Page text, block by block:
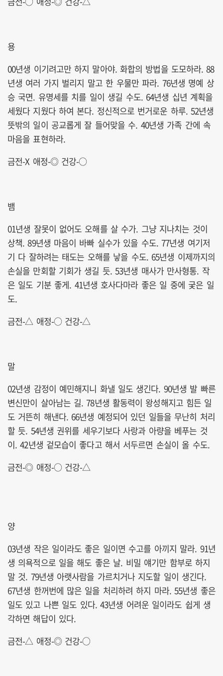
용
00년생 이기려고만 하지 말아야. 화합의 방법을 도모하라. 88
년생 여러 가지 벌리지 말고 한 우물만 파라. 76년생 명예 상
승 국면. 유명세를 치를 일이 생길 수도. 64년생 십년 계획을
세웠다 지웠다 하여 본다. 정신적으로 번거로운 하루. 52년생
뜻밖의 일이 공교롭게 잘 들어맞을 수. 40년생 가족 간에 속
마음을 표현하라.
금전-X 애정-◎ 건강-○
뱀
01년생 잘못이 없어도 오해를 살 수가. 그냥 지나치는 것이
상책. 89년생 마음이 바빠 실수가 있을 수도. 77년생 여기저
기 다 잘하려는 태도는 오해를 낳을 수도. 65년생 이제까지의
손실을 만회할 기회가 생길 듯. 53년생 매사가 만사형통. 작
은 일도 기분 좋게. 41년생 호사다마라 좋은 일 중에 궂은 일
도.
금전-△ 애정-○ 건강-△
말
02년생 감정이 예민해지니 화낼 일도 생긴다. 90년생 발 빠른
변신만이 살아남는 길. 78년생 활동력이 왕성해지고 힘든 일
도 거뜬히 해낸다. 66년생 예정되어 있던 일들을 무난히 처리
할 듯. 54년생 권위를 세우기보다 사랑과 아량을 베푸는 것
이. 42년생 겉모습이 좋다고 해서 서두르면 손실이 올 수도.
금전-◎ 애정-○ 건강-△
양
03년생 작은 일이라도 좋은 일이면 수고를 아끼지 말라. 91년
생 의욕적으로 일을 해도 좋은 날. 비밀 얘기만 함부로 하지
말 것. 79년생 아랫사람을 가르치거나 지도할 일이 생긴다.
67년생 한꺼번에 많은 일을 처리하려 하지 마라. 55년생 좋은
일도 있고 나쁜 일도 있다. 43년생 어려운 일이라도 쉽게 생
각하면 해답이 있다.
금전-△ 애정-◎ 건강-○